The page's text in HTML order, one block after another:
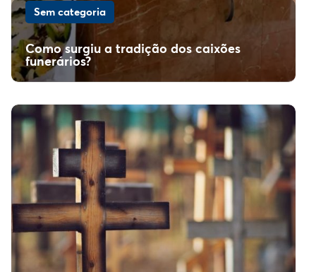
Sem categoria
Como surgiu a tradição dos caixões
funerários?